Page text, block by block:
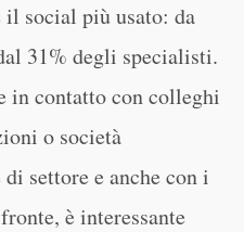
il social più usato: da
31% degli specialisti.
in contatto con colleghi
o società
settore e anche con i
è interessante